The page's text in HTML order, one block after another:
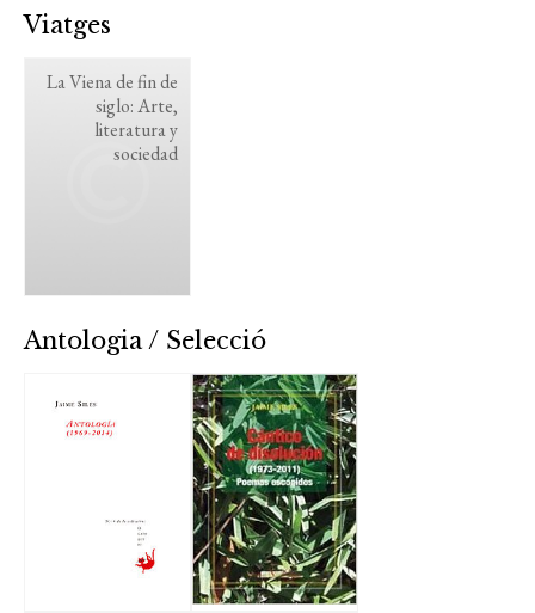
Viatges
La Viena de fin de
siglo: Arte,
literatura y
sociedad
Antologia / Selecció